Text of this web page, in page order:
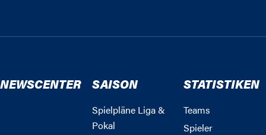
NEWSCENTER SAISON
Spielpläne Liga &
Pokal
STATISTIKEN
Teams
Spieler